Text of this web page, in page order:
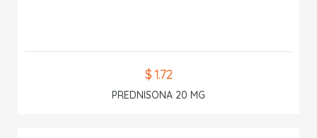
$ 1.72
PREDNISONA 20 MG